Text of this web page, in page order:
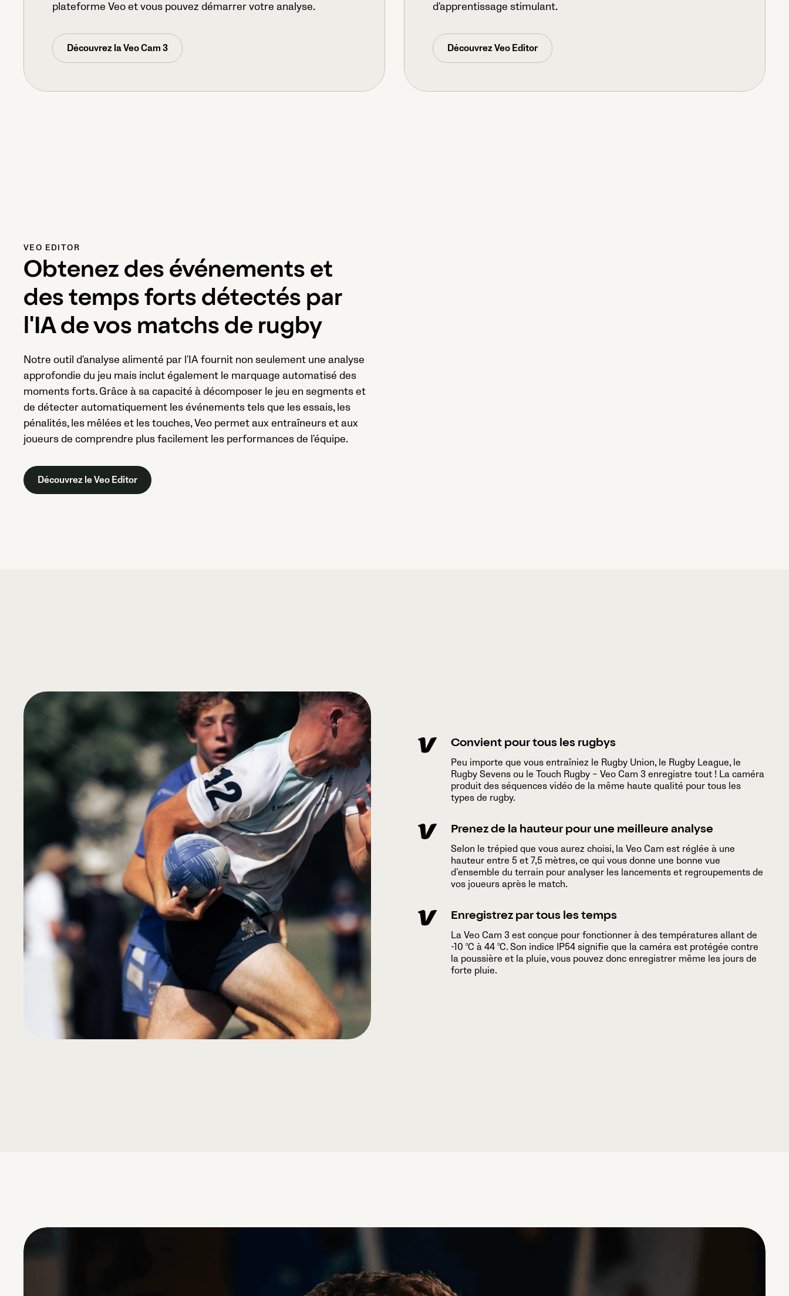
plateforme Veo et vous pouvez démarrer votre analyse.
Découvrez la Veo Cam 3
d'apprentissage stimulant.
Découvrez Veo Editor
VEO EDITOR
Obtenez des événements et
des temps forts détectés par
l'IA de vos matchs de rugby
Notre outil d'analyse alimenté par l'IA fournit non seulement une analyse
approfondie du jeu mais inclut également le marquage automatisé des
moments forts. Grâce à sa capacité à décomposer le jeu en segments et
de détecter automatiquement les événements tels que les essais, les
pénalités, les mêlées et les touches, Veo permet aux entraîneurs et aux
joueurs de comprendre plus facilement les performances de l'équipe.
Découvrez le Veo Editor
Convient pour tous les rugbys
Peu importe que vous entraîniez le Rugby Union, le Rugby League, le
Rugby Sevens ou le Touch Rugby – Veo Cam 3 enregistre tout ! La caméra
produit des séquences vidéo de la même haute qualité pour tous les
types de rugby.
Prenez de la hauteur pour une meilleure analyse
Selon le trépied que vous aurez choisi, la Veo Cam est réglée à une
hauteur entre 5 et 7,5 mètres, ce qui vous donne une bonne vue
d’ensemble du terrain pour analyser les lancements et regroupements de
vos joueurs après le match.
Enregistrez par tous les temps
La Veo Cam 3 est conçue pour fonctionner à des températures allant de
-10 °C à 44 °C. Son indice IP54 signifie que la caméra est protégée contre
la poussière et la pluie, vous pouvez donc enregistrer même les jours de
forte pluie.